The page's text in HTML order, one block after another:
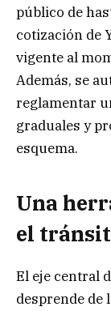
público de
cotización de
vigente al
Además, se
reglamentar
graduales y
esquema.
Una
el
El eje central
desprende de